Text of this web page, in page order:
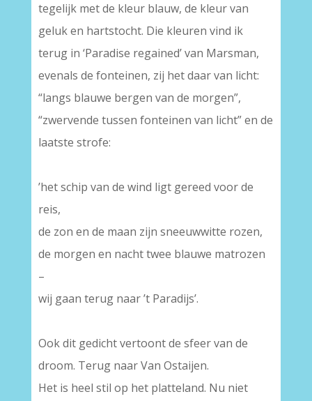
tegelijk met de kleur blauw, de kleur van
geluk en hartstocht. Die kleuren vind ik
terug in ‘Paradise regained’ van Marsman,
evenals de fonteinen, zij het daar van licht:
“langs blauwe bergen van de morgen”,
“zwervende tussen fonteinen van licht” en de
laatste strofe:
’het schip van de wind ligt gereed voor de
reis,
de zon en de maan zijn sneeuwwitte rozen,
de morgen en nacht twee blauwe matrozen
–
wij gaan terug naar ’t Paradijs’.
Ook dit gedicht vertoont de sfeer van de
droom. Terug naar Van Ostaijen.
Het is heel stil op het platteland. Nu niet